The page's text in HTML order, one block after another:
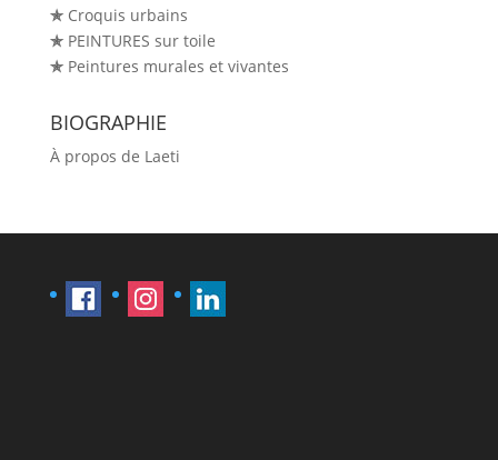
✯Croquis urbains
✯PEINTURES sur toile
✯Peintures murales et vivantes
BIOGRAPHIE
À propos de Laeti